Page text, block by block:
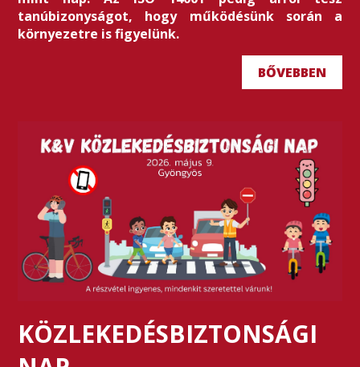
tanúbizonyságot, hogy működésünk során a
környezetre is figyelünk.
BŐVEBBEN
KÖZLEKEDÉSBIZTONSÁGI